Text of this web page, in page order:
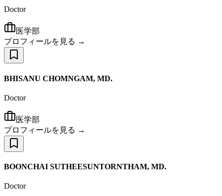
Doctor
医学部
プロフィールを見る →
BHISANU CHOMNGAM, MD.
Doctor
医学部
プロフィールを見る →
BOONCHAI SUTHEESUNTORNTHAM, MD.
Doctor